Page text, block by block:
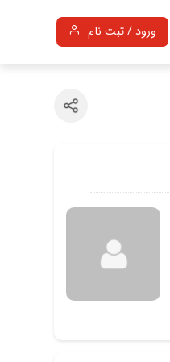
ورود / ثبت نام